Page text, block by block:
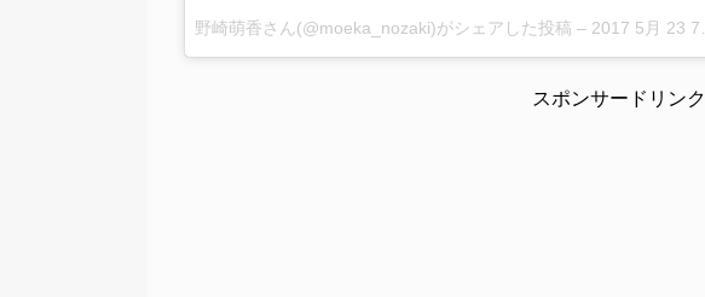
野崎萌香さん(@moeka_nozaki)がシェアした投稿 – 2017 5月 23 7:18午後 PDT
スポンサードリンク